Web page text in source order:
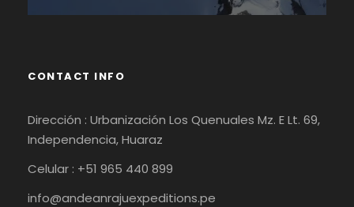
CONTACT INFO
Dirección : Urbanización Los Quenuales Mz. E Lt. 69,
Independencia, Huaraz
Celular : +51 965 440 899
info@andeanrajuexpeditions.pe